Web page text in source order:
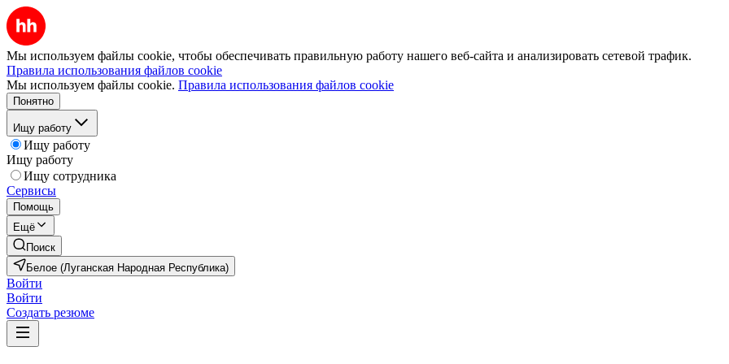
Мы используем файлы cookie, чтобы обеспечивать правильную работу нашего веб-сайта и анализировать сетевой трафик.
Правила использования файлов cookie
Мы используем файлы cookie. Правила использования файлов cookie
Понятно
Ищу работу
Ищу работу
Ищу работу
Ищу сотрудника
Сервисы
Помощь
Ещё
Поиск
Белое (Луганская Народная Республика)
Войти
Войти
Создать резюме